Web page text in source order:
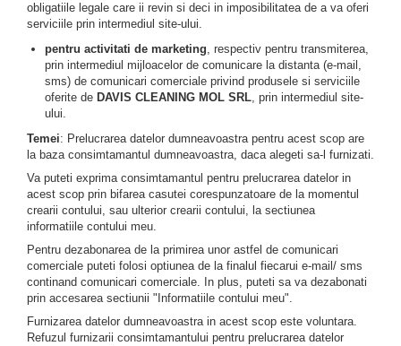
obligatiile legale care ii revin si deci in imposibilitatea de a va oferi
serviciile prin intermediul site-ului.
pentru activitati de marketing, respectiv pentru transmiterea,
prin intermediul mijloacelor de comunicare la distanta (e-mail,
sms) de comunicari comerciale privind produsele si serviciile
oferite de DAVIS CLEANING MOL SRL, prin intermediul site-
ului.
Temei: Prelucrarea datelor dumneavoastra pentru acest scop are
la baza consimtamantul dumneavoastra, daca alegeti sa-l furnizati.
Va puteti exprima consimtamantul pentru prelucrarea datelor in
acest scop prin bifarea casutei corespunzatoare de la momentul
crearii contului, sau ulterior crearii contului, la sectiunea
informatiile contului meu.
Pentru dezabonarea de la primirea unor astfel de comunicari
comerciale puteti folosi optiunea de la finalul fiecarui e-mail/ sms
continand comunicari comerciale. In plus, puteti sa va dezabonati
prin accesarea sectiunii "Informatiile contului meu".
Furnizarea datelor dumneavoastra in acest scop este voluntara.
Refuzul furnizarii consimtamantului pentru prelucrarea datelor